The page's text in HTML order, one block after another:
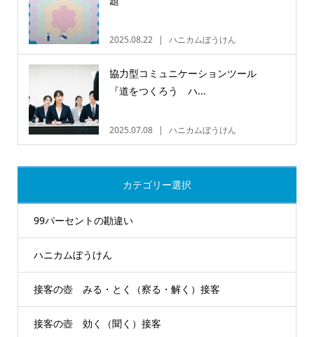
2025.08.22 ハニカムぼうけん
協力型コミュニケーションツール
『道をつくろう ハ...
2025.07.08 ハニカムぼうけん
カテゴリー選択
99パーセントの勘違い
ハニカムぼうけん
接客の壺 みる・とく（察る・解く）接客
接客の壺 効く（聞く）接客